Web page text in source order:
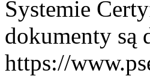
Systemie
dokumenty są
https://